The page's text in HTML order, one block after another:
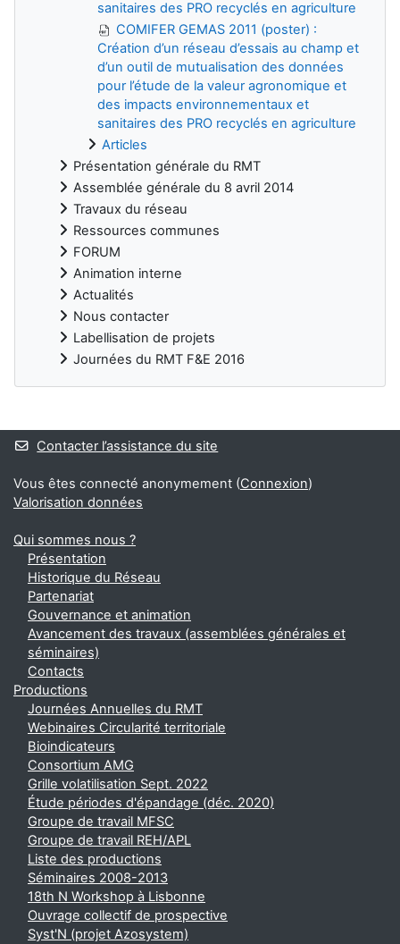
sanitaires des PRO recyclés en agriculture
COMIFER GEMAS 2011 (poster) :
Création d’un réseau d’essais au champ et
d’un outil de mutualisation des données
pour l’étude de la valeur agronomique et
des impacts environnementaux et
sanitaires des PRO recyclés en agriculture
Articles
Présentation générale du RMT
Assemblée générale du 8 avril 2014
Travaux du réseau
Ressources communes
FORUM
Animation interne
Actualités
Nous contacter
Labellisation de projets
Journées du RMT F&E 2016
Blocs
Contacter l’assistance du site
Vous êtes connecté anonymement (Connexion)
Valorisation données
Qui sommes nous ?
Présentation
Historique du Réseau
Partenariat
Gouvernance et animation
Avancement des travaux (assemblées générales et
séminaires)
Contacts
Productions
Journées Annuelles du RMT
Webinaires Circularité territoriale
Bioindicateurs
Consortium AMG
Grille volatilisation Sept. 2022
Étude périodes d'épandage (déc. 2020)
Groupe de travail MFSC
Groupe de travail REH/APL
Liste des productions
Séminaires 2008-2013
18th N Workshop à Lisbonne
Ouvrage collectif de prospective
Syst'N (projet Azosystem)